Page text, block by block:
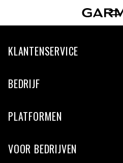
KLANTENSERVICE
BEDRIJF
PLATFORMEN
VOOR BEDRIJVEN